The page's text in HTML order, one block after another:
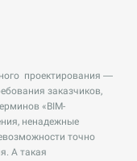
проектирования —
заказчиков,
«BIM-
ненадежные
точно
А такая